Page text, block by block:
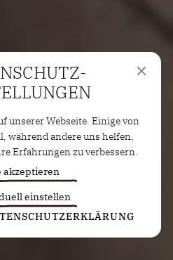
unserer Webseite. Einige von
während andere uns helfen,
Erfahrungen zu verbessern.
akzeptieren
einstellen
anonyme Statistiken. Diese